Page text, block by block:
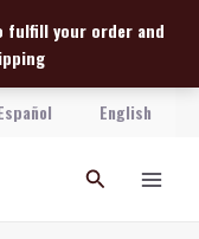
your order and
English
البحث